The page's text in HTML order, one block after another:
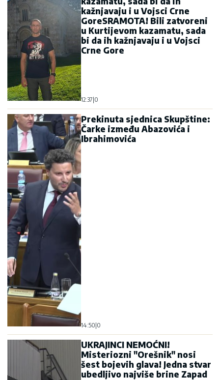
kažnjavaju i u Vojsci Crne
GoreSRAMOTA! Bili zatvoreni
u Kurtijevom kazamatu, sada
bi da ih kažnjavaju i u Vojsci
Crne Gore
12:37|0
Prekinuta sjednica Skupštine:
Čarke između Abazovića i
Ibrahimovića
14:50|0
UKRAJINCI NEMOĆNI!
Misteriozni "Orešnik" nosi
šest bojevih glava! Jedna stvar
ubedljivo najviše brine Zapad